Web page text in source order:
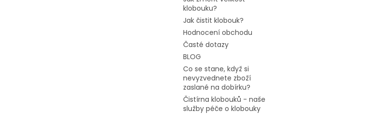
klobouku?
Jak čistit klobouk?
Hodnocení obchodu
Časté dotazy
BLOG
Co se stane, když si
nevyzvednete zboží
zaslané na dobírku?
Čistírna klobouků - naše
služby péče o klobouky